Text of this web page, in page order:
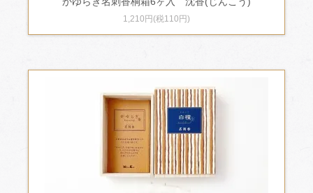
1,210円(税110円)